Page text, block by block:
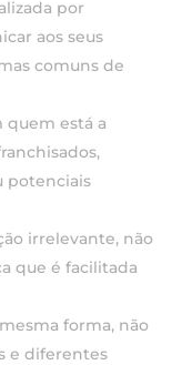
por
aos seus
comuns de
quem está a
potenciais
irrelevante, não
que é facilitada
forma, não
e diferentes